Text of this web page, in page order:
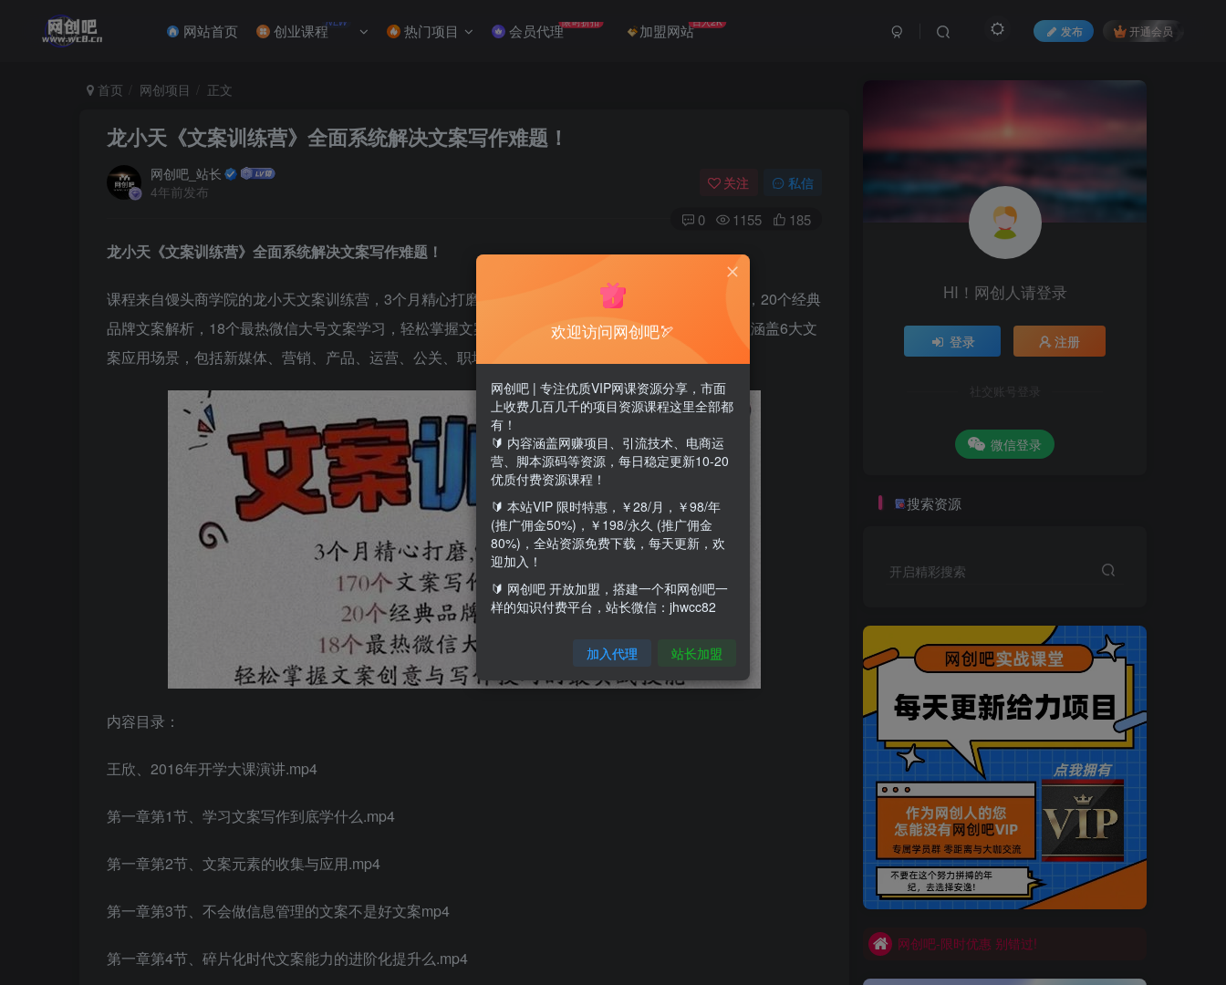
网站首页 创业课程NEW 热门项目 会员代理限时折扣 加盟网站日入2K
发布 开通会员
首页 网创项目 正文
龙小天《文案训练营》全面系统解决文案写作难题！
网创吧_站长
4年前发布
关注 私信
0 1155 185
龙小天《文案训练营》全面系统解决文案写作难题！
课程来自馒头商学院的龙小天文案训练营，3个月精心打磨，9周体系教学，170个文案写作要点详解，20个经典
品牌文案解析，18个最热微信大号文案学习，轻松掌握文案创意与写作技巧的最实战技能。本次课程涵盖6大文
案应用场景，包括新媒体、营销、产品、运营、公关、职场写作技巧，全面系统解快文案写难题。
内容目录：
王欣、2016年开学大课演讲.mp4
第一章第1节、学习文案写作到底学什么.mp4
第一章第2节、文案元素的收集与应用.mp4
第一章第3节、不会做信息管理的文案不是好文案mp4
第一章第4节、碎片化时代文案能力的进阶化提升么.mp4
HI！网创人请登录
登录 注册
社交账号登录
微信登录
搜索资源
开启精彩搜索
买VIP会员或加盟商-全年最低价-立即抢额
网创吧-限时优惠 别错过!
买VIP会员或加盟商-全年最低价-立即抢额
网创吧-限时优惠 别错过!
欢迎访问网创吧🏹
网创吧 | 专注优质VIP网课资源分享，市面
上收费几百几千的项目资源课程这里全部都
有！
🔰 内容涵盖网赚项目、引流技术、电商运
营、脚本源码等资源，每日稳定更新10-20
优质付费资源课程！
🔰 本站VIP 限时特惠，￥28/月，￥98/年
(推广佣金50%)，￥198/永久 (推广佣金
80%)，全站资源免费下载，每天更新，欢
迎加入！
🔰 网创吧 开放加盟，搭建一个和网创吧一
样的知识付费平台，站长微信：jhwcc82
加入代理 站长加盟